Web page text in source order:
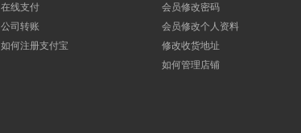
在线支付
公司转账
如何注册支付宝
会员修改密码
会员修改个人资料
修改收货地址
如何管理店铺